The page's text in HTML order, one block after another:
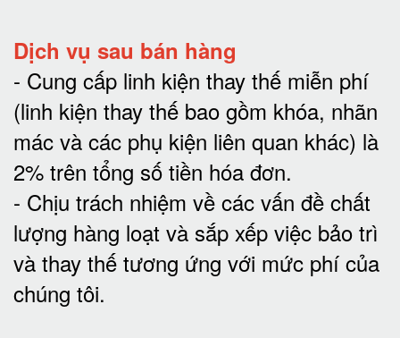
Dịch vụ sau bán hàng
- Cung cấp linh kiện thay thế miễn phí
(linh kiện thay thế bao gồm khóa, nhãn
mác và các phụ kiện liên quan khác) là
2% trên tổng số tiền hóa đơn.
- Chịu trách nhiệm về các vấn đề chất
lượng hàng loạt và sắp xếp việc bảo trì
và thay thế tương ứng với mức phí của
chúng tôi.